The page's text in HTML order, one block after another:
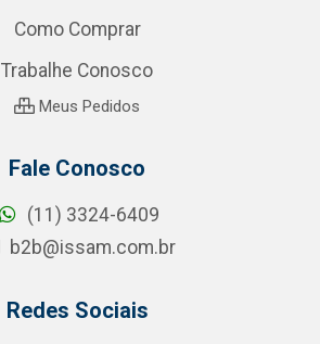
Como Comprar
Trabalhe Conosco
Meus Pedidos
Fale Conosco
(11) 3324-6409
b2b@issam.com.br
Redes Sociais